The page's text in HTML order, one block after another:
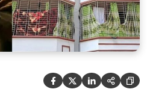
    